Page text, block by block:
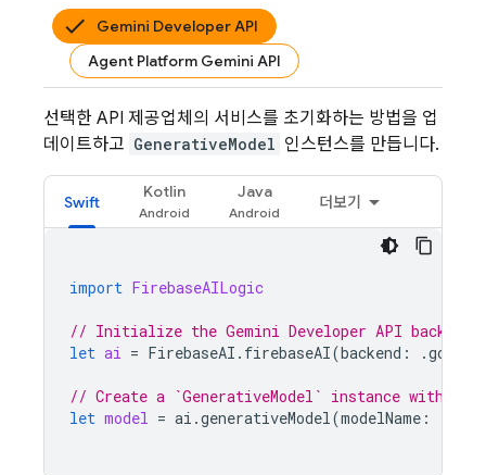
Gemini Developer API
Agent Platform Gemini API
선택한 API 제공업체의 서비스를 초기화하는 방법을 업
데이트하고 GenerativeModel 인스턴스를 만듭니다.
Swift
Kotlin Java
더보기
import FirebaseAILogic
// Initialize the Gemini Developer API backend
let ai = FirebaseAI . firebaseAI(backend : .
// Create a `GenerativeModel` instance with a
let model = ai .generativeModel(modelName :